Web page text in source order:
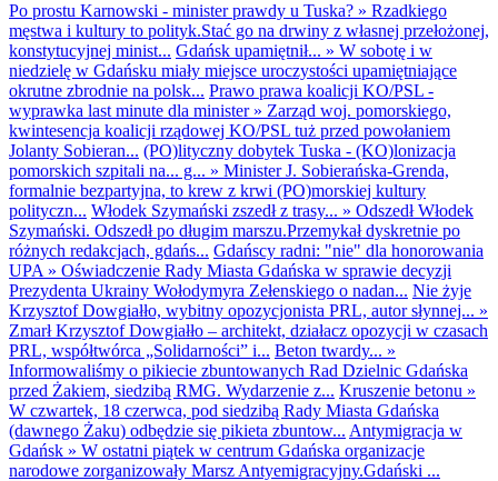
Po prostu Karnowski - minister prawdy u Tuska? » Rzadkiego
męstwa i kultury to polityk.Stać go na drwiny z własnej przełożonej,
konstytucyjnej minist... Gdańsk upamiętnił... » W sobotę i w
niedzielę w Gdańsku miały miejsce uroczystości upamiętniające
okrutne zbrodnie na polsk... Prawo prawa koalicji KO/PSL -
wyprawka last minute dla minister» Zarząd woj. pomorskiego,
kwintesencja koalicji rządowej KO/PSL tuż przed powołaniem
Jolanty Sobieran... (PO)lityczny dobytek Tuska - (KO)lonizacja
pomorskich szpitali na... g... » Minister J. Sobierańska-Grenda,
formalnie bezpartyjna, to krew z krwi (PO)morskiej kultury
polityczn... Włodek Szymański zszedł z trasy... » Odszedł Włodek
Szymański. Odszedł po długim marszu.Przemykał dyskretnie po
różnych redakcjach, gdańs... Gdańscy radni: "nie" dla honorowania
UPA » Oświadczenie Rady Miasta Gdańska w sprawie decyzji
Prezydenta Ukrainy Wołodymyra Zełenskiego o nadan... Nie żyje
Krzysztof Dowgiałło, wybitny opozycjonista PRL, autor słynnej... »
Zmarł Krzysztof Dowgiałło – architekt, działacz opozycji w czasach
PRL, współtwórca „Solidarności” i... Beton twardy... »
Informowaliśmy o pikiecie zbuntowanych Rad Dzielnic Gdańska
przed Żakiem, siedzibą RMG. Wydarzenie z... Kruszenie betonu »
W czwartek, 18 czerwca, pod siedzibą Rady Miasta Gdańska
(dawnego Żaku) odbędzie się pikieta zbuntow... Antymigracja w
Gdańsk » W ostatni piątek w centrum Gdańska organizacje
narodowe zorganizowały Marsz Antyemigracyjny.Gdański ...